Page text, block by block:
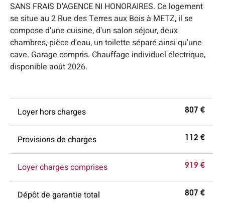
SANS FRAIS D'AGENCE NI HONORAIRES. Ce logement
se situe au 2 Rue des Terres aux Bois à METZ, il se
compose d'une cuisine, d'un salon séjour, deux
chambres, pièce d'eau, un toilette séparé ainsi qu'une
cave. Garage compris. Chauffage individuel électrique,
disponible août 2026.
Loyer hors charges 807 €
Provisions de charges 112 €
Loyer charges comprises 919 €
Dépôt de garantie total 807 €